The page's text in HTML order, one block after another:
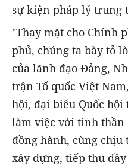
sự kiện pháp lý trung
"Thay mặt cho Chính
phủ, chúng ta bày tỏ
của lãnh đạo Đảng,
trận Tổ quốc Việt
hội, đại biểu Quốc
làm việc với tinh thần
đồng hành, cùng
xây dựng, tiếp thu